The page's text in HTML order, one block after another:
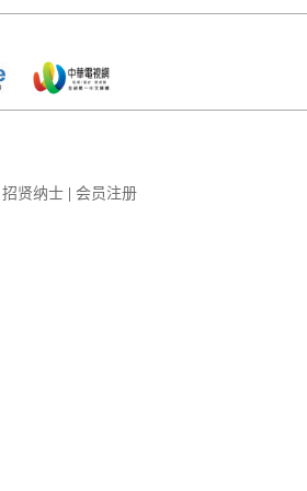
招贤纳士 | 会员注册